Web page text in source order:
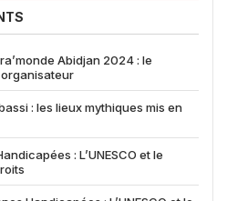
Abidjan 2024 : le
: les lieux mythiques mis en
: L’UNESCO et le